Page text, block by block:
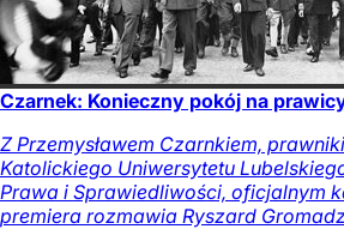
Czarnek: Konieczny pokój na
Z Przemysławem Czarnkiem,
Katolickiego Uniwersytetu
Prawa i Sprawiedliwości, oficjalnym
premiera rozmawia Ryszard